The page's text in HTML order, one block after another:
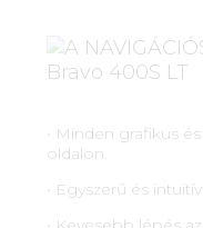
• Minden grafikus
oldalon.
• Egyszerű és